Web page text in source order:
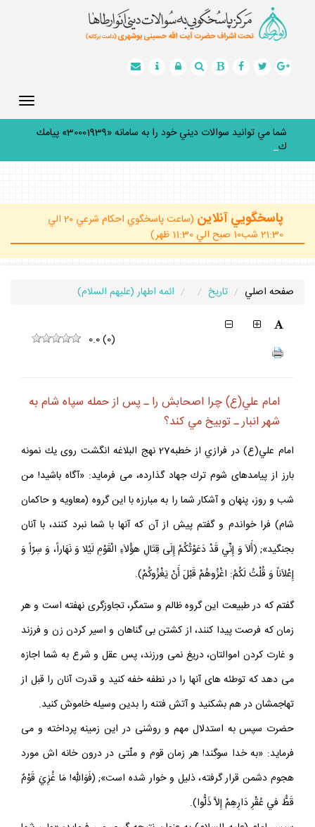
شما مي توانيد سوالات ديني خود را به سامانه «30001939» پيامك
كنيد.
پاسخگويي آنلاين
(ساعت پاسخگوي احكام شرعي 20 الي
21:30 شب10 صبح الي 11:30 ظهر)
صفحه اصلي تاريخ ائمه اطهار (عليهم السلام)
0.0(0)
امام علي(ع) چرا اصحابش را ـ پس از حمله سپاه شام به
شهر انبار ـ توبيخ مي كند؟
امام علي(ع) در فرازي از خطبه27 نهج البلاغه انگشت روى يك نمونه
بارز از پيامدهاى شوم ترك جهاد گذارده، مى فرمايد: «آگاه باشيد! من
شب و روز، پنهان و آشكار شما را به مبارزه با اين گروه (معاويه و حاكمان
شام) فرا خواندم و گفتم پيش از آن كه آنها با شما نبرد كنند، با آنان
بجنگيد»; (أَلاَ وَ إِنِّي قَدْ دَعَوْتُكُمْ إِلَى قِتَالِ هؤُلاَءِ الْقَوْمِ لَيْلا وَ نَهَاراً، وَ سِرّاً وَ
إِعْلاَناً وَ قُلْتُ لَكُمُ: اغْزُوهُمْ قَبْلَ أَنْ يَغْزُوكُمْ).
گفتم كه در طبيعت اين گروه ظالم و ستمگر، تجاوزگرى نهفته است و هر
زمان كه فرصت پيدا كنند، از كشتن بى گناهان و اسير كردن زن و فرزند
و غارت كردن اموالتان، دريغ نمى ورزند، پس عقل و شرع به شما اجازه
مى دهد كه توطئه هاى آنها را در نطفه خفه كنيد و قدرت آنان را قبل از
تهاجمشان در هم بشكنيد و آتش فتنه را بدين وسيله خاموش كنيد.
حضرت سپس به استدلال مهم و روشنى در اين زمينه پرداخته و مى
فرمايد: «به خدا سوگند! هر زمان قوم و ملّتى در درون خانه اش مورد
هجوم دشمن قرار گرفته، ذليل و خوار شده است»; (فَوَاللهِ! مَا غُزِيَ قَوْمٌ
قَطُّ في عُقْرِ دَارِهِمْ إِلاَّ ذَلُّوا).